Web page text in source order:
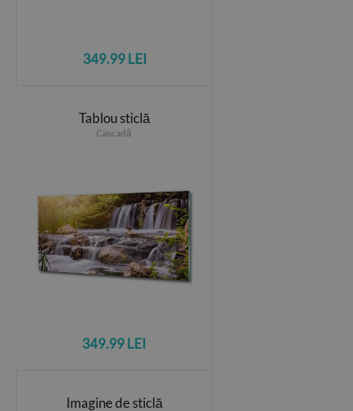
349.99 LEI
Tablou sticlă
Cascadă
349.99 LEI
Imagine de sticlă